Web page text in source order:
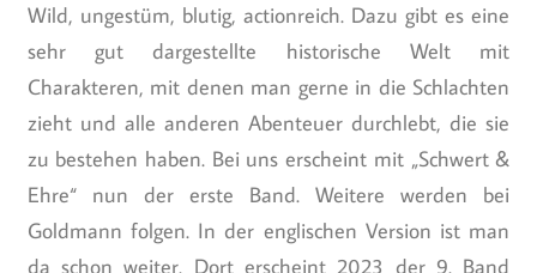
Wild, ungestüm, blutig, actionreich. Dazu gibt es eine
sehr gut dargestellte historische Welt mit
Charakteren, mit denen man gerne in die Schlachten
zieht und alle anderen Abenteuer durchlebt, die sie
zu bestehen haben. Bei uns erscheint mit „Schwert &
Ehre“ nun der erste Band. Weitere werden bei
Goldmann folgen. In der englischen Version ist man
da schon weiter. Dort erscheint 2023 der 9. Band